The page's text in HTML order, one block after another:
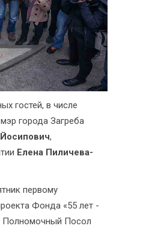
гостей, в числе
города Загреба
,
Елена Пиличева-
первому
Фонда «55 лет -
Полномочный Посол